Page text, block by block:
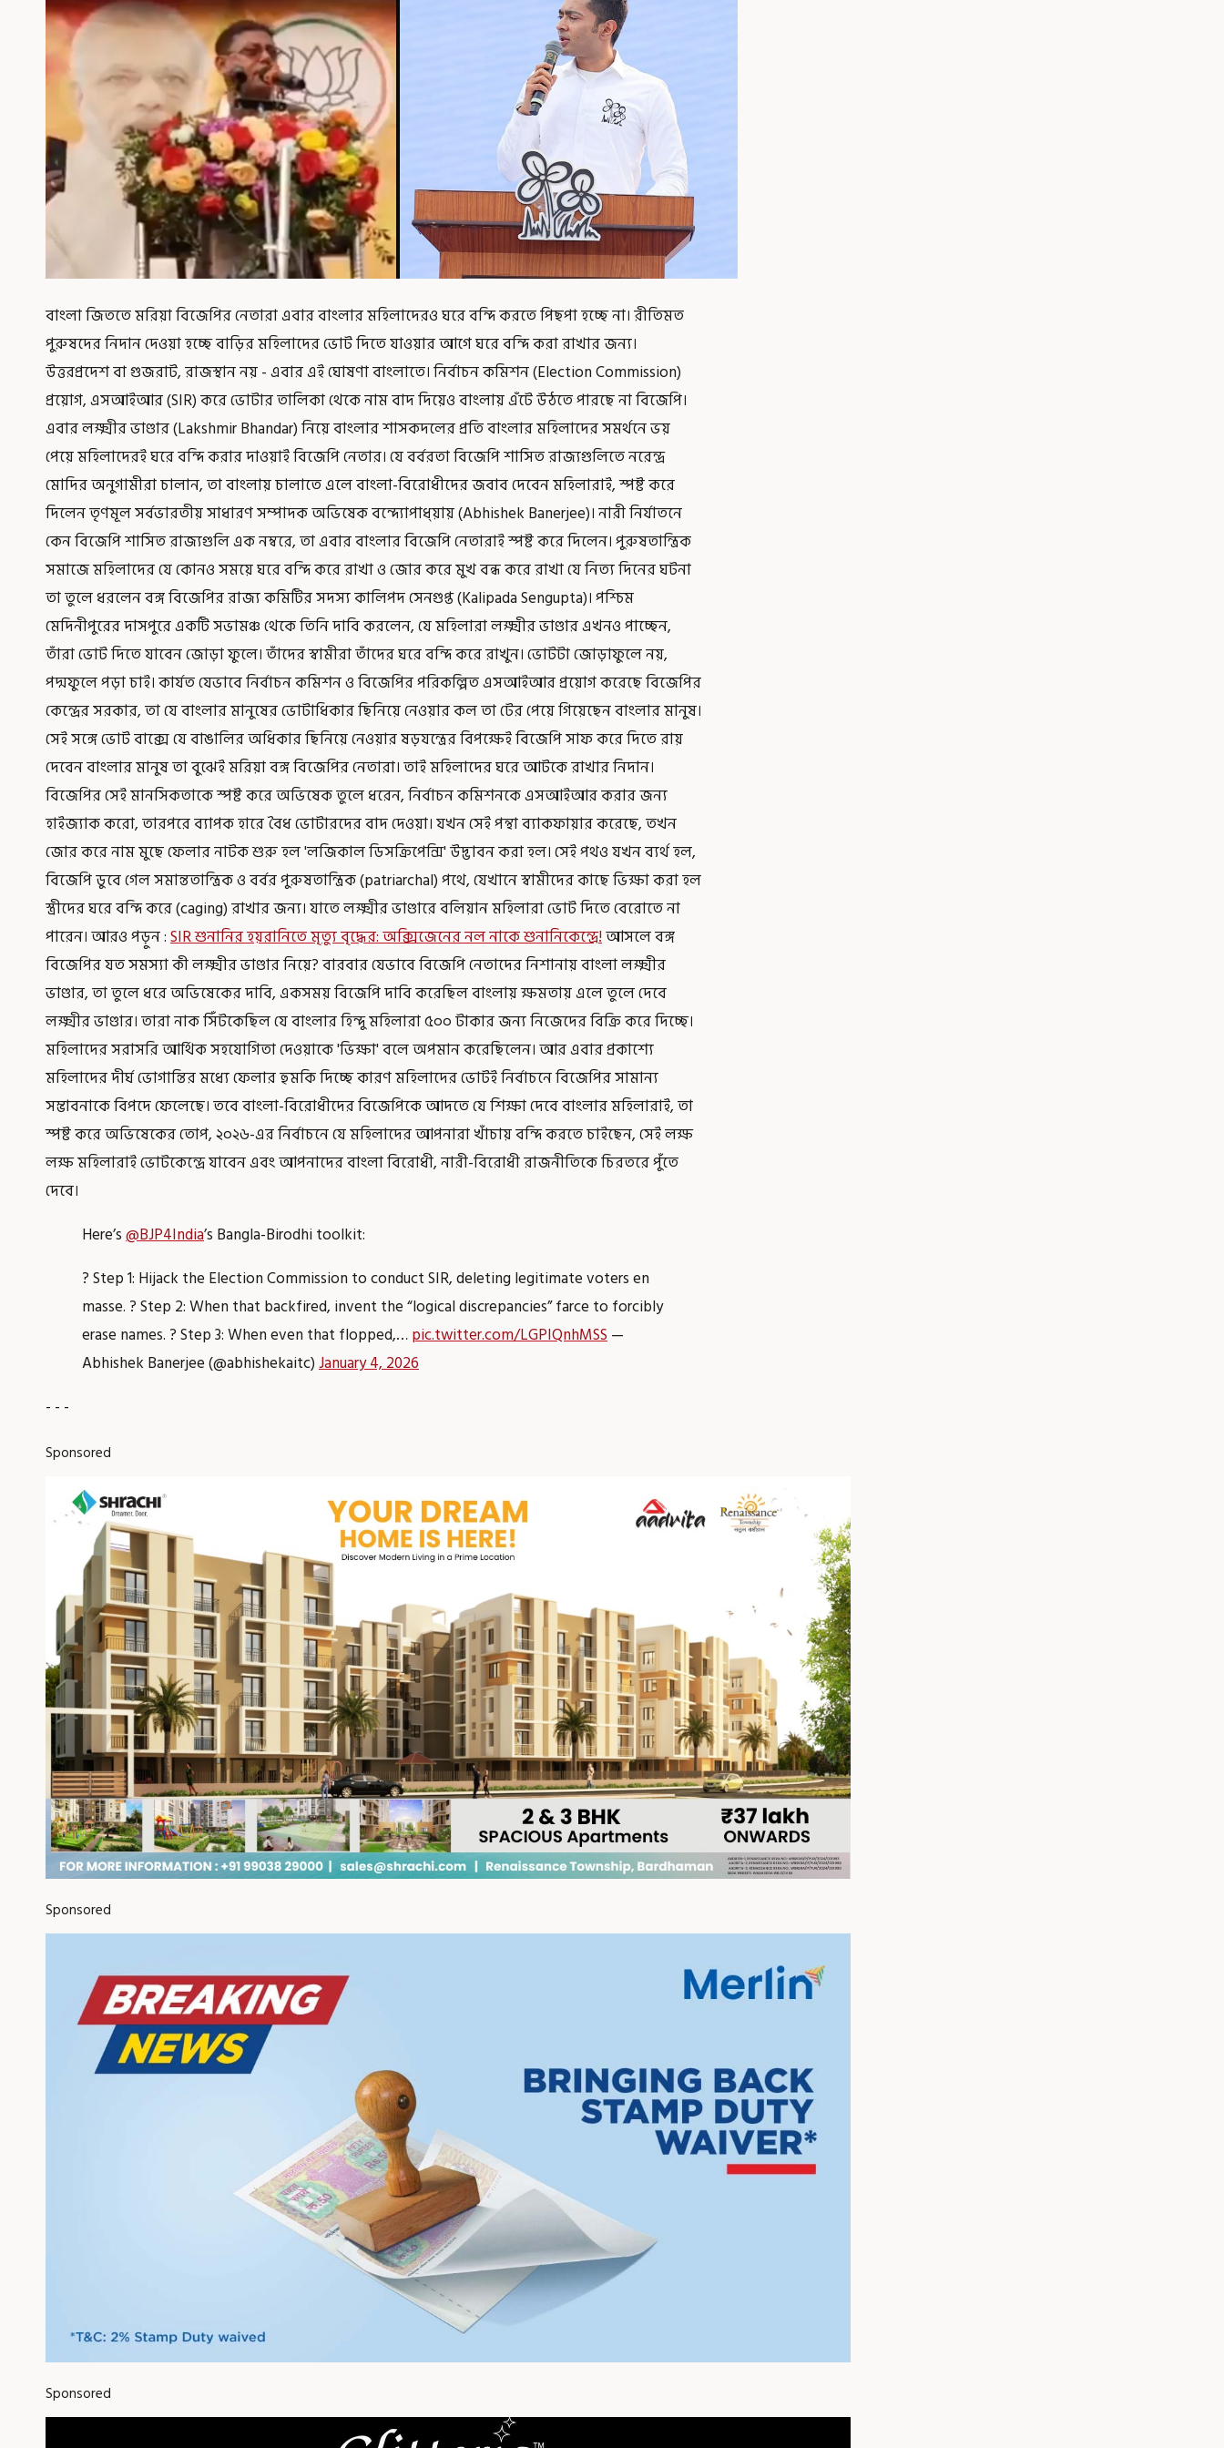
বাংলা জিততে মরিয়া বিজেপির নেতারা এবার বাংলার মহিলাদেরও ঘরে বন্দি করতে পিছপা হচ্ছে না। রীতিমত
পুরুষদের নিদান দেওয়া হচ্ছে বাড়ির মহিলাদের ভোট দিতে যাওয়ার আগে ঘরে বন্দি করা রাখার জন্য।
উত্তরপ্রদেশ বা গুজরাট, রাজস্থান নয় - এবার এই ঘোষণা বাংলাতে। নির্বাচন কমিশন (Election Commission)
প্রয়োগ, এসআইআর (SIR) করে ভোটার তালিকা থেকে নাম বাদ দিয়েও বাংলায় এঁটে উঠতে পারছে না বিজেপি।
এবার লক্ষ্মীর ভাণ্ডার (Lakshmir Bhandar) নিয়ে বাংলার শাসকদলের প্রতি বাংলার মহিলাদের সমর্থনে ভয়
পেয়ে মহিলাদেরই ঘরে বন্দি করার দাওয়াই বিজেপি নেতার। যে বর্বরতা বিজেপি শাসিত রাজ্যগুলিতে নরেন্দ্র
মোদির অনুগামীরা চালান, তা বাংলায় চালাতে এলে বাংলা-বিরোধীদের জবাব দেবেন মহিলারাই, স্পষ্ট করে
দিলেন তৃণমূল সর্বভারতীয় সাধারণ সম্পাদক অভিষেক বন্দ্যোপাধ্য়ায় (Abhishek Banerjee)। নারী নির্যাতনে
কেন বিজেপি শাসিত রাজ্যগুলি এক নম্বরে, তা এবার বাংলার বিজেপি নেতারাই স্পষ্ট করে দিলেন। পুরুষতান্ত্রিক
সমাজে মহিলাদের যে কোনও সময়ে ঘরে বন্দি করে রাখা ও জোর করে মুখ বন্ধ করে রাখা যে নিত্য দিনের ঘটনা
তা তুলে ধরলেন বঙ্গ বিজেপির রাজ্য কমিটির সদস্য কালিপদ সেনগুপ্ত (Kalipada Sengupta)। পশ্চিম
মেদিনীপুরের দাসপুরে একটি সভামঞ্চ থেকে তিনি দাবি করলেন, যে মহিলারা লক্ষ্মীর ভাণ্ডার এখনও পাচ্ছেন,
তাঁরা ভোট দিতে যাবেন জোড়া ফুলে। তাঁদের স্বামীরা তাঁদের ঘরে বন্দি করে রাখুন। ভোটটা জোড়াফুলে নয়,
পদ্মফুলে পড়া চাই। কার্যত যেভাবে নির্বাচন কমিশন ও বিজেপির পরিকল্পিত এসআইআর প্রয়োগ করেছে বিজেপির
কেন্দ্রের সরকার, তা যে বাংলার মানুষের ভোটাধিকার ছিনিয়ে নেওয়ার কল তা টের পেয়ে গিয়েছেন বাংলার মানুষ।
সেই সঙ্গে ভোট বাক্সে যে বাঙালির অধিকার ছিনিয়ে নেওয়ার ষড়যন্ত্রের বিপক্ষেই বিজেপি সাফ করে দিতে রায়
দেবেন বাংলার মানুষ তা বুঝেই মরিয়া বঙ্গ বিজেপির নেতারা। তাই মহিলাদের ঘরে আটকে রাখার নিদান।
বিজেপির সেই মানসিকতাকে স্পষ্ট করে অভিষেক তুলে ধরেন, নির্বাচন কমিশনকে এসআইআর করার জন্য
হাইজ্যাক করো, তারপরে ব্যাপক হারে বৈধ ভোটারদের বাদ দেওয়া। যখন সেই পন্থা ব্যাকফায়ার করেছে, তখন
জোর করে নাম মুছে ফেলার নাটক শুরু হল 'লজিকাল ডিসক্রিপেন্সি' উদ্ভাবন করা হল। সেই পথও যখন ব্যর্থ হল,
বিজেপি ডুবে গেল সমান্ততান্ত্রিক ও বর্বর পুরুষতান্ত্রিক (patriarchal) পথে, যেখানে স্বামীদের কাছে ভিক্ষা করা হল
স্ত্রীদের ঘরে বন্দি করে (caging) রাখার জন্য। যাতে লক্ষ্মীর ভাণ্ডারে বলিয়ান মহিলারা ভোট দিতে বেরোতে না
পারেন। আরও পড়ুন :SIR শুনানির হয়রানিতে মৃত্যু বৃদ্ধের: অক্সিজেনের নল নাকে শুনানিকেন্দ্রে!আসলে বঙ্গ
বিজেপির যত সমস্যা কী লক্ষ্মীর ভাণ্ডার নিয়ে? বারবার যেভাবে বিজেপি নেতাদের নিশানায় বাংলা লক্ষ্মীর
ভাণ্ডার, তা তুলে ধরে অভিষেকের দাবি, একসময় বিজেপি দাবি করেছিল বাংলায় ক্ষমতায় এলে তুলে দেবে
লক্ষ্মীর ভাণ্ডার। তারা নাক সিঁটকেছিল যে বাংলার হিন্দু মহিলারা ৫০০ টাকার জন্য নিজেদের বিক্রি করে দিচ্ছে।
মহিলাদের সরাসরি আর্থিক সহযোগিতা দেওয়াকে 'ভিক্ষা' বলে অপমান করেছিলেন। আর এবার প্রকাশ্যে
মহিলাদের দীর্ঘ ভোগান্তির মধ্যে ফেলার হুমকি দিচ্ছে কারণ মহিলাদের ভোটই নির্বাচনে বিজেপির সামান্য
সম্ভাবনাকে বিপদে ফেলেছে। তবে বাংলা-বিরোধীদের বিজেপিকে আদতে যে শিক্ষা দেবে বাংলার মহিলারাই, তা
স্পষ্ট করে অভিষেকের তোপ, ২০২৬-এর নির্বাচনে যে মহিলাদের আপনারা খাঁচায় বন্দি করতে চাইছেন, সেই লক্ষ
লক্ষ মহিলারাই ভোটকেন্দ্রে যাবেন এবং আপনাদের বাংলা বিরোধী, নারী-বিরোধী রাজনীতিকে চিরতরে পুঁতে
দেবে।
Here’s@BJP4India’s Bangla-Birodhi toolkit:
? Step 1: Hijack the Election Commission to conduct SIR, deleting legitimate voters en
masse. ? Step 2: When that backfired, invent the “logical discrepancies” farce to forcibly
erase names. ? Step 3: When even that flopped,…pic.twitter.com/LGPIQnhMSS—
Abhishek Banerjee (@abhishekaitc)January 4, 2026
- - -
Sponsored
Sponsored
Sponsored